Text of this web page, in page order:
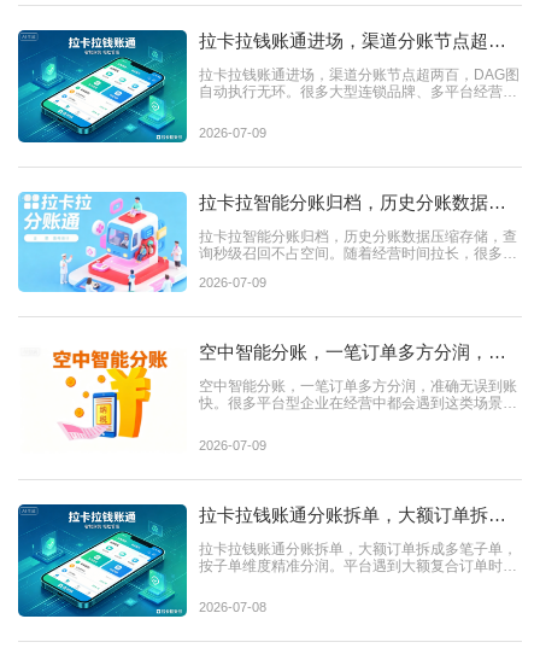
拉卡拉钱账通进场，渠道分账节点超两
拉卡拉钱账通进场，渠道分账节点超两百，DAG图
自动执行无环。很多大型连锁品牌、多平台经营集
2026-07-09
拉卡拉智能分账归档，历史分账数据压
拉卡拉智能分账归档，历史分账数据压缩存储，查
询秒级召回不占空间。随着经营时间拉长，很多多
2026-07-09
空中智能分账，一笔订单多方分润，准
空中智能分账，一笔订单多方分润，准确无误到账
快。很多平台型企业在经营中都会遇到这类场景：
2026-07-09
拉卡拉钱账通分账拆单，大额订单拆成
拉卡拉钱账通分账拆单，大额订单拆成多笔子单，
按子单维度精准分润。平台遇到大额复合订单时，
2026-07-08